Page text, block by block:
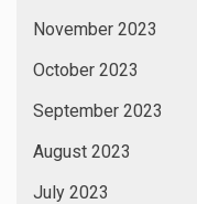
November 2023
October 2023
September 2023
August 2023
July 2023